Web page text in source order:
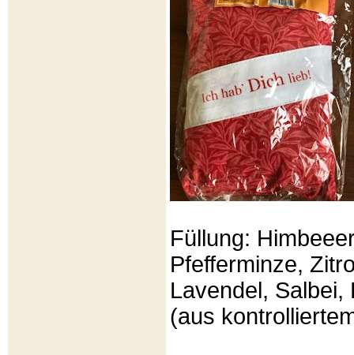
Füllung:
Pfefferminze,
Lavendel, Salbei,
(aus